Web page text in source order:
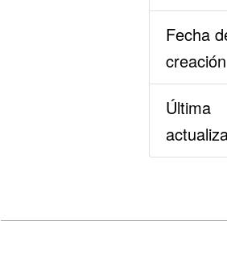
Fecha
creación
Última